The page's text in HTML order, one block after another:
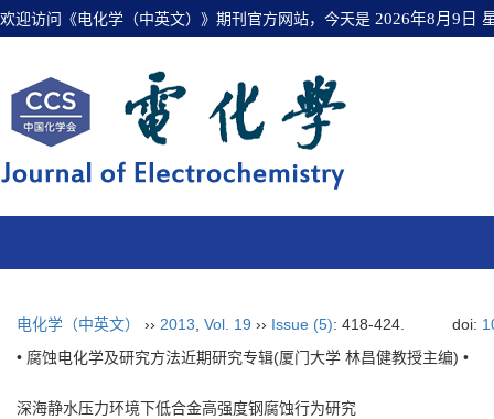
欢迎访问《电化学（中英文）》期刊官方网站，今天是 2026年8月9日
电化学（中英文） ›› 2013 Vol. 19 ›› Issue (5): 418-424. doi:
• 腐蚀电化学及研究方法近期研究专辑(厦门大学 林昌健教授主编) •
深海静水压力环境下低合金高强度钢腐蚀行为研究